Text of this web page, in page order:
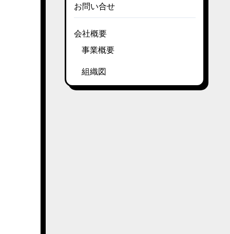
お問い合せ
会社概要
事業概要
組織図